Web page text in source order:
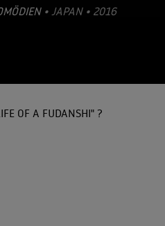
• JAPAN • 2016
OF A FUDANSHI" ?